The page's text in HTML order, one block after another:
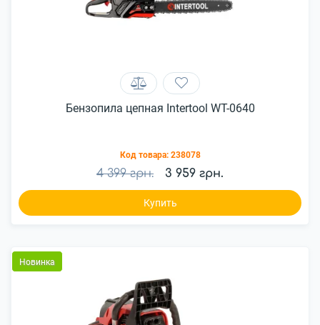
Бензопила цепная Intertool WT-0640
Код товара: 238078
4 399 грн. 3 959 грн.
Купить
Новинка